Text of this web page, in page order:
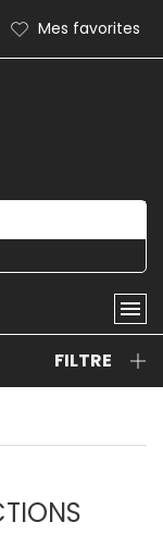
Mes favorites
FILTRE